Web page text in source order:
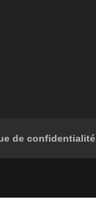
de confidentialité